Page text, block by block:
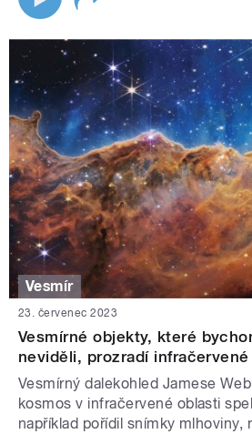
Vesmír
23. červenec 2023
Vesmírné objekty, které
neviděli, prozradí
Vesmírný dalekohled Jamese
kosmos v infračervené oblasti
například pořídil snímky mlhoviny,